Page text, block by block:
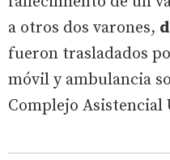
a otros dos varones,
fueron trasladados
móvil y ambulancia
Complejo